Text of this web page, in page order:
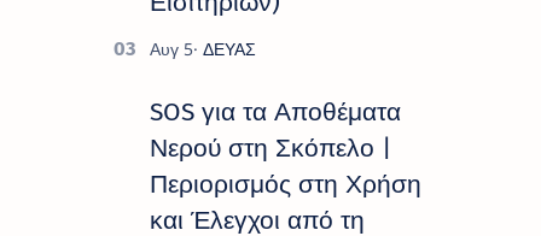
SOS για τα Αποθέματα
Νερού στη Σκόπελο |
Περιορισμός στη Χρήση
και Έλεγχοι από τη